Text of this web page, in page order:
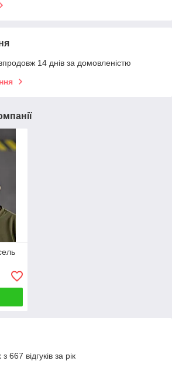
14 днів за домовленістю
667 відгуків за рік